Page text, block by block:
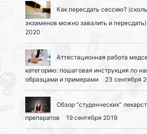
Как пересдать сессию?
экзаменов можно завалить и пересдать)
2020
Аттестационная работа
категорию: пошаговая инструкция по
образцами и примерами
23 сентября
Обзор “студенческих”
препаратов
19 сентября 2019